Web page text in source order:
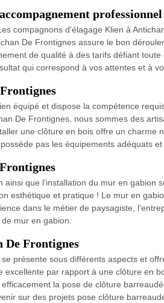
professionnel
compagnons d'élagage Klien à
De Frontignes assure le bon
de qualité à des tarifs défiant
qui correspond à vos attentes et à
équipé et dispose la compétence
De Frontignes, nous sommes des
une clôture en bois offre un
pas les équipements adéquats
que l’installation du mur en
esthétique et pratique ! Le mur en
dans le métier de paysagiste,
mur en gabion.
De Frontignes
présente sous différents aspects et
par rapport à une clôture en
la pose de clôture
sur des projets pose clôture